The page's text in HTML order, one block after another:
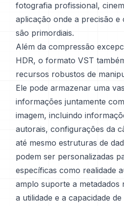
fotografia profissional,
aplicação onde a precisão e
são primordiais.
Além da compressão
HDR, o formato VST
recursos robustos de
Ele pode armazenar uma
informações juntamente
imagem, incluindo
autorais, configurações da
até mesmo estruturas de
podem ser personalizadas
específicas como realidade
amplo suporte a metadados
a utilidade e a capacidade